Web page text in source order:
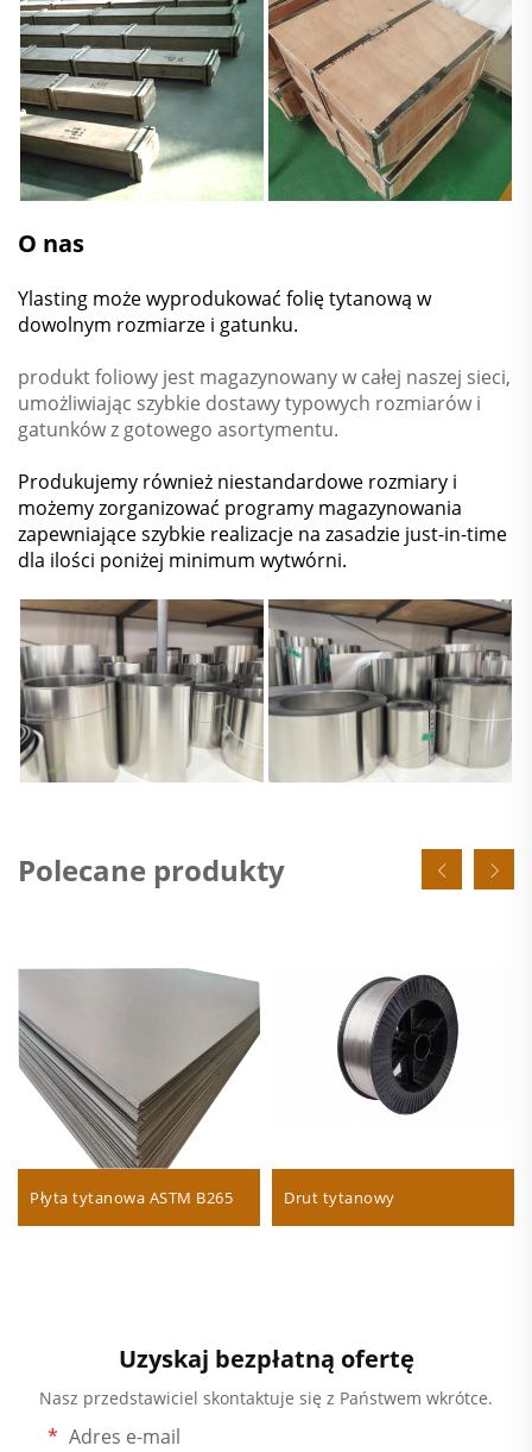
O nas
Ylasting może wyprodukować folię tytanową w
dowolnym rozmiarze i gatunku.
produkt foliowy jest magazynowany w całej naszej sieci,
umożliwiając szybkie dostawy typowych rozmiarów i
gatunków z gotowego asortymentu.
Produkujemy również niestandardowe rozmiary i
możemy zorganizować programy magazynowania
zapewniające szybkie realizacje na zasadzie just-in-time
dla ilości poniżej minimum wytwórni.
Polecane produkty
Płyta tytanowa ASTM B265 Drut tytanowy
Uzyskaj bezpłatną ofertę
Nasz przedstawiciel skontaktuje się z Państwem wkrótce.
Adres e-mail